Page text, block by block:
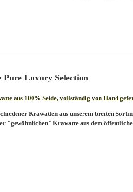
Luxury Selection
aus 100% Seide, vollständig von Hand
Krawatten aus unserem breiten
"gewöhnlichen" Krawatte aus dem